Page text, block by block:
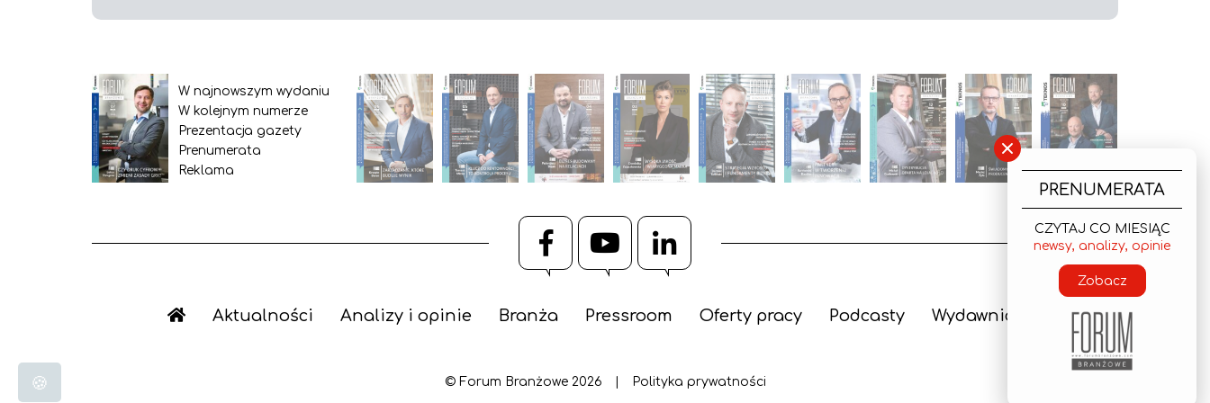
W najnowszym wydaniu
W kolejnym numerze
Prezentacja gazety
Prenumerata
Reklama
FacebookYouTube
LinkedIn
Aktualności Analizy i opinie Branża Pressroom Oferty pracy Podcasty Wydawnictwo
© Forum Branżowe 2026 | Polityka prywatności
×
PRENUMERATA
CZYTAJ CO MIESIĄC
newsy, analizy, opinie
Zobacz
🍪